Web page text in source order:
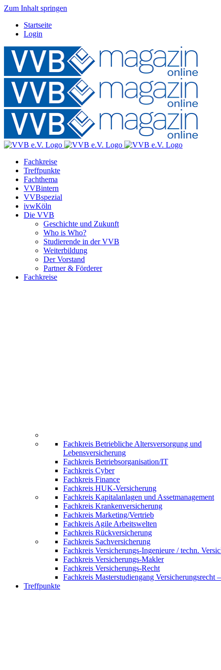
Zum Inhalt springen
Startseite
Login
Fachkreise
Treffpunkte
Fachthema
VVBintern
VVBspezial
ivwKöln
Die VVB
Geschichte und Zukunft
Who is Who?
Studierende in der VVB
Weiterbildung
Der Vorstand
Partner & Förderer
Fachkreise
Fachkreis Betriebliche Altersversorgung und
Lebensversicherung
Fachkreis Betriebsorganisation/IT
Fachkreis Cyber
Fachkreis Finance
Fachkreis HUK-Versicherung
Fachkreis Kapitalanlagen und Assetmanagement
Fachkreis Krankenversicherung
Fachkreis Marketing/Vertrieb
Fachkreis Agile Arbeitswelten
Fachkreis Rückversicherung
Fachkreis Sachversicherung
Fachkreis Versicherungs-Ingenieure / techn.
Fachkreis Versicherungs-Makler
Fachkreis Versicherungs-Recht
Fachkreis Masterstudiengang Versicherungsrecht
Treffpunkte